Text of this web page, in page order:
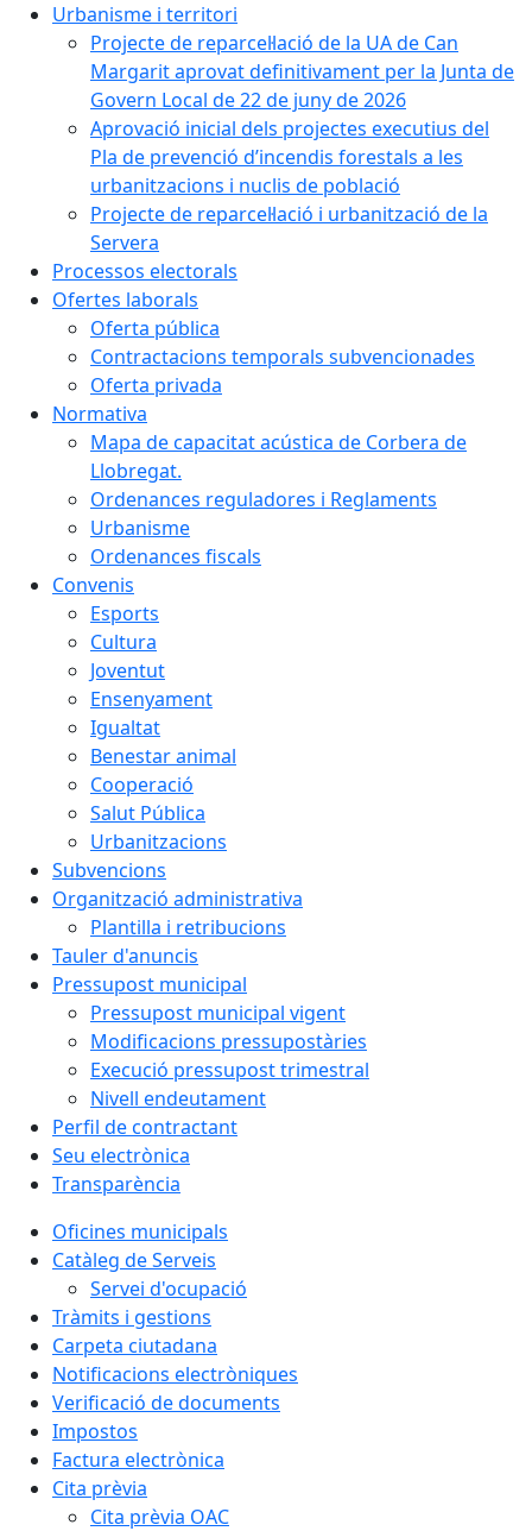
Urbanisme i territori
Projecte de reparcel·lació de la UA de Can
Margarit aprovat definitivament per la Junta de
Govern Local de 22 de juny de 2026
Aprovació inicial dels projectes executius del
Pla de prevenció d’incendis forestals a les
urbanitzacions i nuclis de població
Projecte de reparcel·lació i urbanització de la
Servera
Processos electorals
Ofertes laborals
Oferta pública
Contractacions temporals subvencionades
Oferta privada
Normativa
Mapa de capacitat acústica de Corbera de
Llobregat.
Ordenances reguladores i Reglaments
Urbanisme
Ordenances fiscals
Convenis
Esports
Cultura
Joventut
Ensenyament
Igualtat
Benestar animal
Cooperació
Salut Pública
Urbanitzacions
Subvencions
Organització administrativa
Plantilla i retribucions
Tauler d'anuncis
Pressupost municipal
Pressupost municipal vigent
Modificacions pressupostàries
Execució pressupost trimestral
Nivell endeutament
Perfil de contractant
Seu electrònica
Transparència
Oficines municipals
Catàleg de Serveis
Servei d'ocupació
Tràmits i gestions
Carpeta ciutadana
Notificacions electròniques
Verificació de documents
Impostos
Factura electrònica
Cita prèvia
Cita prèvia OAC